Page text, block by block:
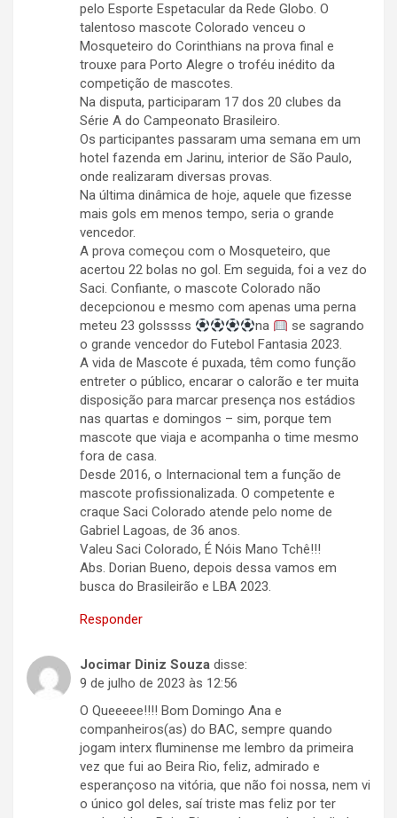
pelo Esporte Espetacular da Rede Globo. O
talentoso mascote Colorado venceu o
Mosqueteiro do Corinthians na prova final e
trouxe para Porto Alegre o troféu inédito da
competição de mascotes.
Na disputa, participaram 17 dos 20 clubes da
Série A do Campeonato Brasileiro.
Os participantes passaram uma semana em um
hotel fazenda em Jarinu, interior de São Paulo,
onde realizaram diversas provas.
Na última dinâmica de hoje, aquele que fizesse
mais gols em menos tempo, seria o grande
vencedor.
A prova começou com o Mosqueteiro, que
acertou 22 bolas no gol. Em seguida, foi a vez do
Saci. Confiante, o mascote Colorado não
decepcionou e mesmo com apenas uma perna
meteu 23 golsssss
na
se sagrando
o grande vencedor do Futebol Fantasia 2023.
A vida de Mascote é puxada, têm como função
entreter o público, encarar o calorão e ter muita
disposição para marcar presença nos estádios
nas quartas e domingos – sim, porque tem
mascote que viaja e acompanha o time mesmo
fora de casa.
Desde 2016, o Internacional tem a função de
mascote profissionalizada. O competente e
craque Saci Colorado atende pelo nome de
Gabriel Lagoas, de 36 anos.
Valeu Saci Colorado, É Nóis Mano Tchê!!!
Abs. Dorian Bueno, depois dessa vamos em
busca do Brasileirão e LBA 2023.
Responder
Jocimar Diniz Souza disse:
9 de julho de 2023 às 12:56
O Queeeee!!!! Bom Domingo Ana e
companheiros(as) do BAC, sempre quando
jogam interx fluminense me lembro da primeira
vez que fui ao Beira Rio, feliz, admirado e
esperançoso na vitória, que não foi nossa, nem vi
o único gol deles, saí triste mas feliz por ter